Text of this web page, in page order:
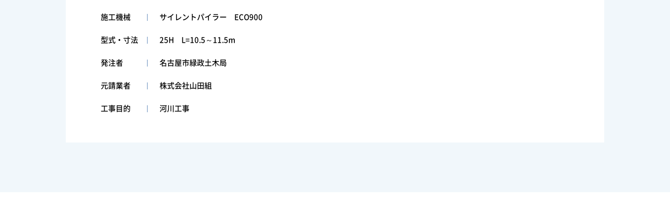
施工機械 サイレントパイラー ECO900
型式・寸法 25H L=10.5～11.5m
発注者 名古屋市緑政土木局
元請業者 株式会社山田組
工事目的 河川工事